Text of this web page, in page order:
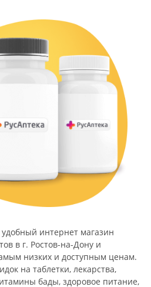
удобный интернет магазин
в г. Ростов-на-Дону и
низких и доступным ценам.
на таблетки, лекарства,
бады, здоровое питание,